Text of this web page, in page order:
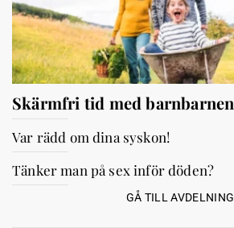
Skärmfri tid med barnbarnen
Var rädd om dina syskon!
Tänker man på sex inför döden?
GÅ TILL AVDELNING